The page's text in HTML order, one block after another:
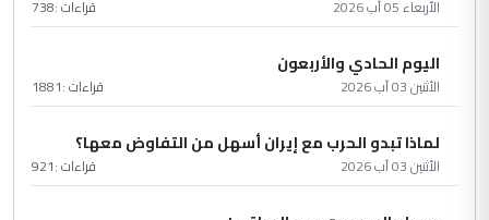
الأربعاء 05 آب 2026 قراءات :738
اليوم الحادي والأربعون
الأثنين 03 آب 2026 قراءات :1881
لماذا تبدو الحرب مع إيران أسهل من التفاوض معها؟
الأثنين 03 آب 2026 قراءات :921